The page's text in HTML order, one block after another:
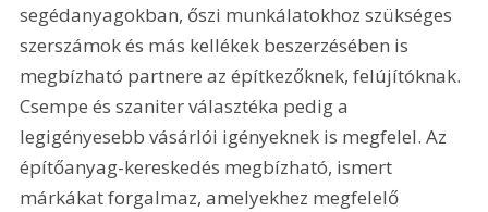
segédanyagokban, őszi munkálatokhoz szükséges
szerszámok és más kellékek beszerzésében is
megbízható partnere az építkezőknek, felújítóknak.
Csempe és szaniter választéka pedig a
legigényesebb vásárlói igényeknek is megfelel. Az
építőanyag-kereskedés megbízható, ismert
márkákat forgalmaz, amelyekhez megfelelő